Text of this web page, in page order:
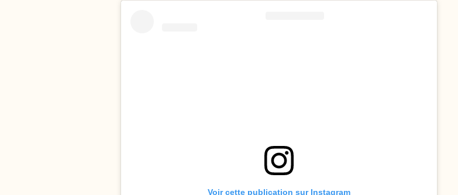
Voir cette publication sur Instagram